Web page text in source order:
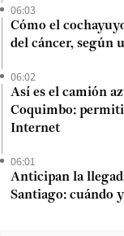
06:03
Cómo el
del cáncer, según
06:02
Así es el camión
Coquimbo:
Internet
06:01
Anticipan la
Santiago: cuándo